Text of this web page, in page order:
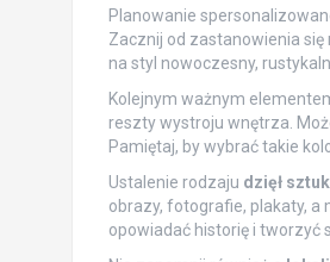
Planowanie
Zacznij od zastanowienia się
na styl nowoczesny,
Kolejnym ważnym
reszty wystroju wnętrza.
Pamiętaj, by wybrać takie
Ustalenie rodzaju dzięł
obrazy, fotografie, plakaty, a
opowiadać historię i tworzyć